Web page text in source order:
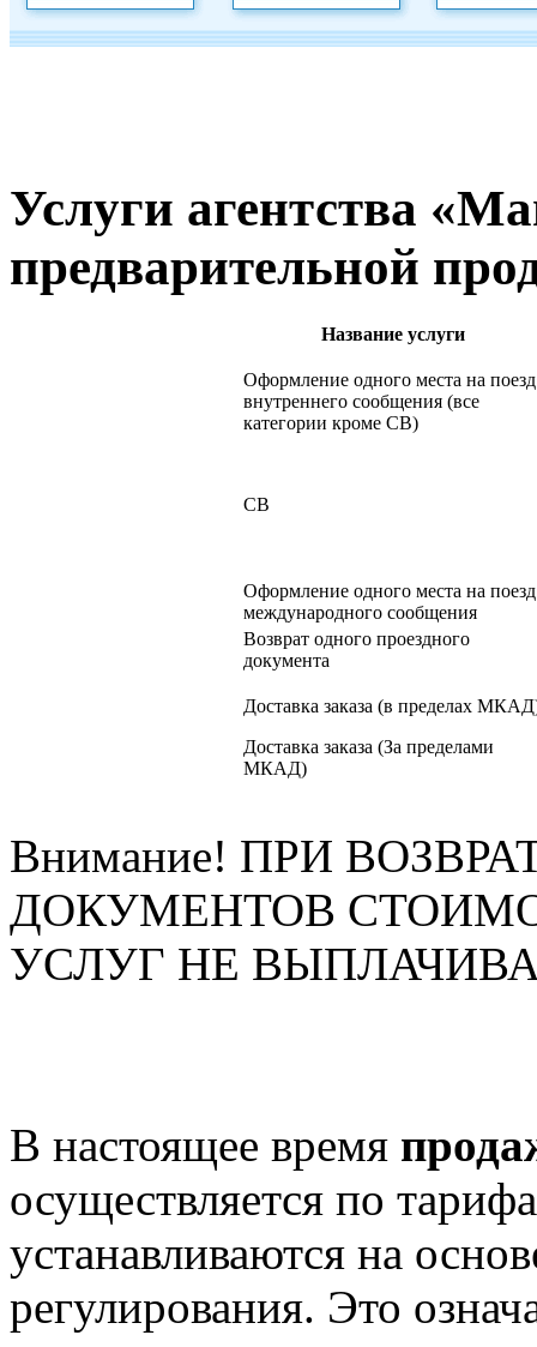
Услуги агентства
предварительной
Название услуги
Оформление одного места на поезд
внутреннего сообщения (все
категории кроме СВ)
СВ
Оформление одного места на поезд
международного сообщения
Возврат одного проездного
документа
Доставка заказа (в пределах
Доставка заказа (За пределами
МКАД)
Внимание! ПРИ
ДОКУМЕНТОВ
УСЛУГ НЕ
В настоящее время
осуществляется по
устанавливаются на
регулирования. Это